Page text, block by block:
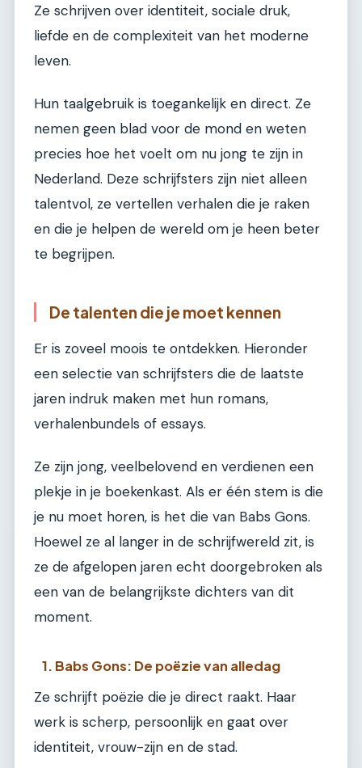
Ze schrijven over identiteit, sociale druk,
liefde en de complexiteit van het moderne
leven.
Hun taalgebruik is toegankelijk en direct. Ze
nemen geen blad voor de mond en weten
precies hoe het voelt om nu jong te zijn in
Nederland. Deze schrijfsters zijn niet alleen
talentvol, ze vertellen verhalen die je raken
en die je helpen de wereld om je heen beter
te begrijpen.
De talenten die je moet kennen
Er is zoveel moois te ontdekken. Hieronder
een selectie van schrijfsters die de laatste
jaren indruk maken met hun romans,
verhalenbundels of essays.
Ze zijn jong, veelbelovend en verdienen een
plekje in je boekenkast. Als er één stem is die
je nu moet horen, is het die van Babs Gons.
Hoewel ze al langer in de schrijfwereld zit, is
ze de afgelopen jaren echt doorgebroken als
een van de belangrijkste dichters van dit
moment.
1. Babs Gons: De poëzie van alledag
Ze schrijft poëzie die je direct raakt. Haar
werk is scherp, persoonlijk en gaat over
identiteit, vrouw-zijn en de stad.